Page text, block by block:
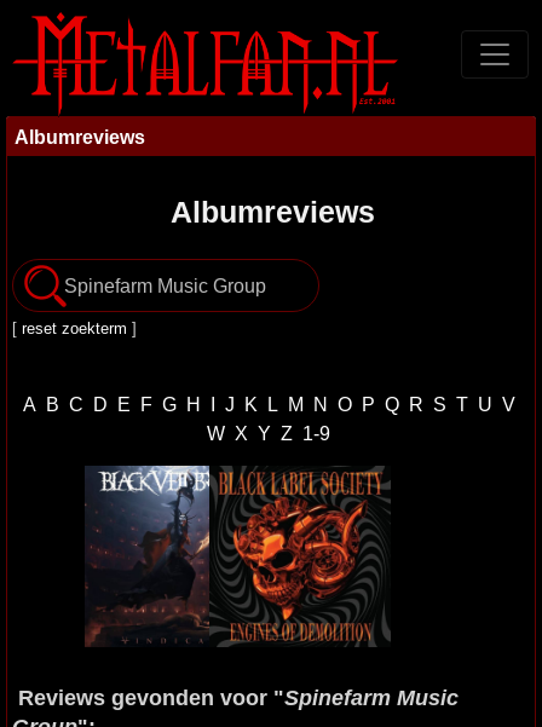
Albumreviews
Albumreviews
[ reset zoekterm ]
A B C D E F G H I J K L M N O P Q R S T U V
W X Y Z 1-9
Reviews gevonden voor "Spinefarm Music